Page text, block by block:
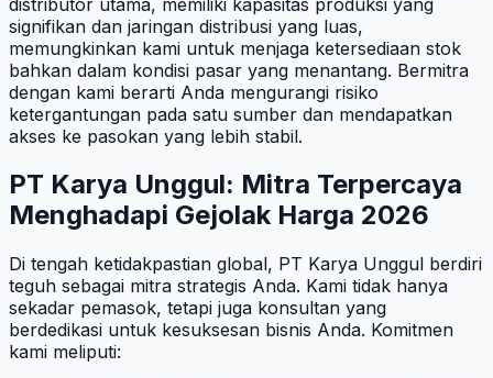
distributor utama, memiliki kapasitas produksi yang
signifikan dan jaringan distribusi yang luas,
memungkinkan kami untuk menjaga ketersediaan stok
bahkan dalam kondisi pasar yang menantang. Bermitra
dengan kami berarti Anda mengurangi risiko
ketergantungan pada satu sumber dan mendapatkan
akses ke pasokan yang lebih stabil.
PT Karya Unggul: Mitra Terpercaya
Menghadapi Gejolak Harga 2026
Di tengah ketidakpastian global, PT Karya Unggul berdiri
teguh sebagai mitra strategis Anda. Kami tidak hanya
sekadar pemasok, tetapi juga konsultan yang
berdedikasi untuk kesuksesan bisnis Anda. Komitmen
kami meliputi: